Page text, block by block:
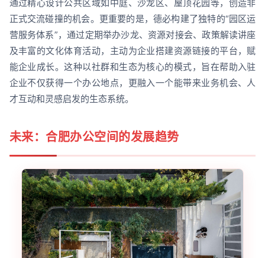
通过精心设计公共区域如中庭、沙龙区、屋顶花园等，创造非
正式交流碰撞的机会。更重要的是，德必构建了独特的“园区运
营服务体系”，通过定期举办沙龙、资源对接会、政策解读讲座
及丰富的文化体育活动，主动为企业搭建资源链接的平台，赋
能企业成长。这种以社群和生态为核心的模式，旨在帮助入驻
企业不仅获得一个办公地点，更融入一个能带来业务机会、人
才互动和灵感启发的生态系统。
未来：合肥办公空间的发展趋势